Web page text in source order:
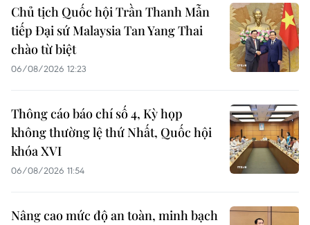
Chủ tịch Quốc hội Trần Thanh Mẫn
tiếp Đại sứ Malaysia Tan Yang Thai
chào từ biệt
06/08/2026 12:23
Thông cáo báo chí số 4, Kỳ họp
không thường lệ thứ Nhất, Quốc hội
khóa XVI
06/08/2026 11:54
Nâng cao mức độ an toàn, minh bạch